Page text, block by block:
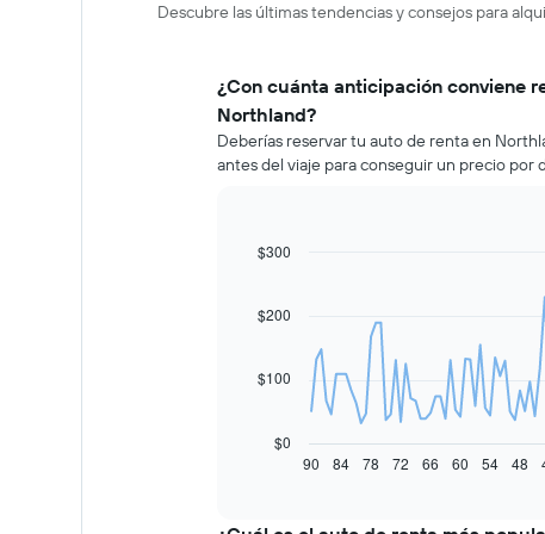
Descubre las últimas tendencias y consejos para
¿Con cuánta anticipación conviene
Northland?
Deberías reservar tu auto de renta en
antes del viaje para conseguir un precio por
Line
91
data
El
siguiente
gráfico
muestra
el
Chart
$0
$100
$200
$300
90 60
84 78 72 66 54 48